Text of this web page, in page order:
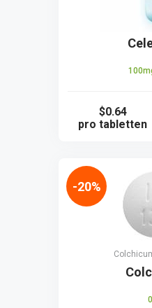
$0.64
pro tabletten
-20%